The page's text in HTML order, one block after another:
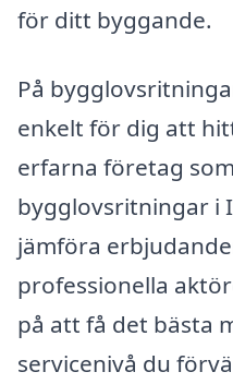
för ditt byggande.
På
enkelt för dig att
erfarna företag
bygglovsritningar i
jämföra
professionella
på att få det bästa
servicenivå du